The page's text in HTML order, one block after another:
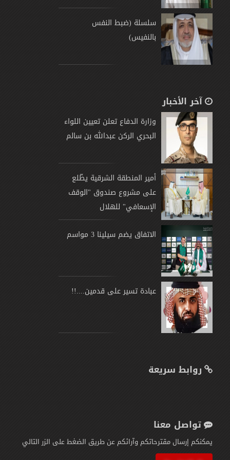
سلسلة (ضبط النفس
بالنفيس)
آخر الأخبار
وزارة الدفاع تعلن تعيين اللواء
البحري الركن عبدالله بن سالم
أمير المنطقة الشرقية يطّلع
على مشروع صندوق "الوقف
الإسعافي" للهلال
الاتفاق يضم سيلينا 3 مواسم
عبادة تسير على قدمين....!!
روابط سريعة
تواصل معنا
يمكنكم إرسال مقترحاتكم وآرائكم عن طريق الضغط على الزر التالي